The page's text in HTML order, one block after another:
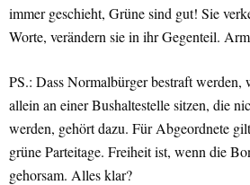
immer geschieht, Grüne sind gut! Sie
Worte, verändern sie in ihr Gegenteil.
PS.: Dass Normalbürger bestraft werden,
allein an einer Bushaltestelle sitzen, die
werden, gehört dazu. Für Abgeordnete
grüne Parteitage. Freiheit ist, wenn die
gehorsam. Alles klar?